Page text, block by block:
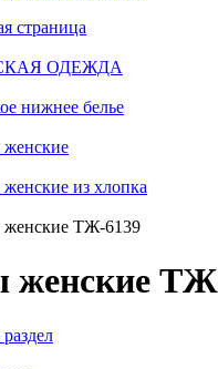
страница
ОДЕЖДА
нижнее белье
из хлопка
женские ТЖ-6139
женские